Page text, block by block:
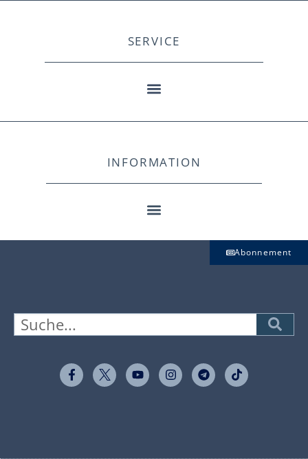
SERVICE
INFORMATION
Abonnement